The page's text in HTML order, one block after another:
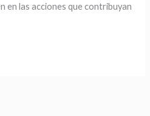
en las acciones que contribuyan